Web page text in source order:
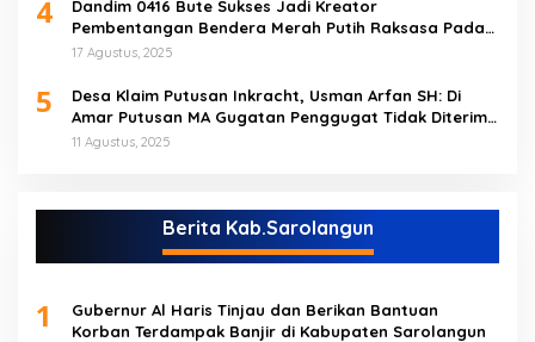
4
Dandim 0416 Bute Sukses Jadi Kreator
Pembentangan Bendera Merah Putih Raksasa Pada
Peringatan HUT RI ke 80 di Tebo
17 Agustus, 2025
5
Desa Klaim Putusan Inkracht, Usman Arfan SH: Di
Amar Putusan MA Gugatan Penggugat Tidak Diterima
(NO)
11 Agustus, 2025
Berita Kab.Sarolangun
1
Gubernur Al Haris Tinjau dan Berikan Bantuan
Korban Terdampak Banjir di Kabupaten Sarolangun